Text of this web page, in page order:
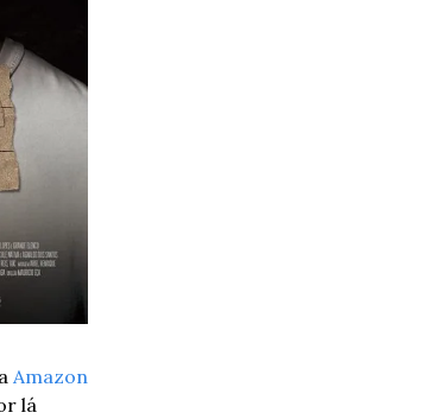
Amazon
lá